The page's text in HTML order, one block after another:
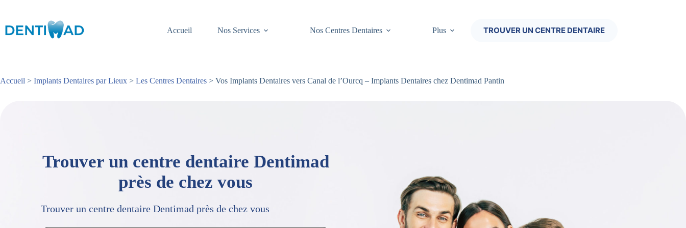
Accueil
Nos Services Nos Centres Dentaires Plus TROUVER UN CENTRE DENTAIRE
Accueil > Implants Dentaires par Lieux > Les Centres Dentaires > Vos Implants Dentaires vers Canal de l’Ourcq – Implants Dentaires chez Dentimad Pantin
Trouver un centre dentaire Dentimad
près de chez vous
Trouver un centre dentaire Dentimad près de chez vous